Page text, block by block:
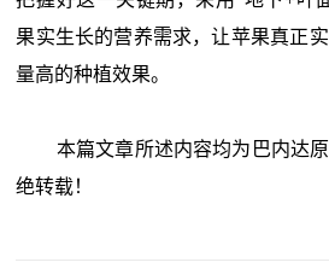
果实生长的营养需求，让苹果真正
量高的种植效果。
本篇文章所述内容均为巴内达
绝转载！